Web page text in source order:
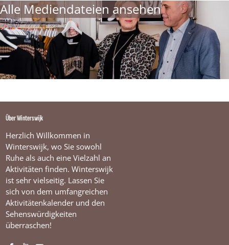
Alle Mediendateien ansehen
Über Winterswijk
Herzlich Willkommen in
Winterswijk, wo Sie sowohl
Ruhe als auch eine Vielzahl an
Aktivitäten finden. Winterswijk
ist sehr vielseitig. Lassen Sie
sich von dem umfangreichen
Aktivitätenkalender und den
Sehenswürdigkeiten
überraschen!